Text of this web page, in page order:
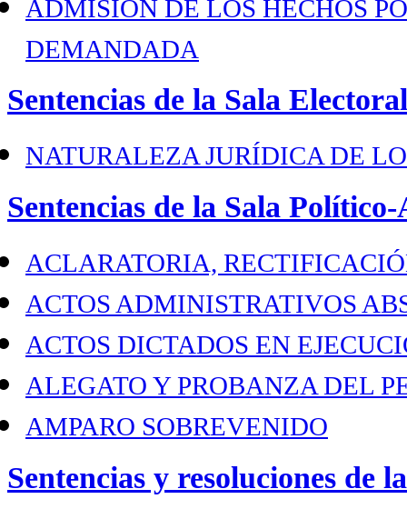
ADMISIÓN DE LOS HECHOS
DEMANDADA
Sentencias de la Sala Electoral
NATURALEZA JURÍDICA DE
Sentencias de la Sala
ACLARATORIA,
ACTOS ADMINISTRATIVOS
ACTOS DICTADOS EN
ALEGATO Y PROBANZA DEL
AMPARO SOBREVENIDO
Sentencias y resoluciones de